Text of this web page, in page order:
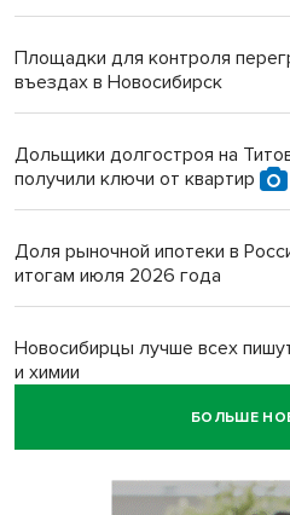
Площадки для контроля
въездах в Новосибирск
Дольщики долгостроя на
получили ключи от квартир
Доля рыночной ипотеки в
итогам июля 2026 года
Новосибирцы лучше всех
и химии
Нейросеть для диагностики
БОЛЬШЕ